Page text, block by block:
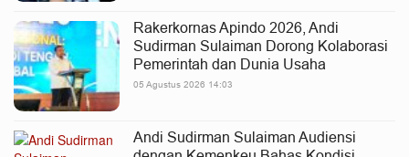
Rakerkornas Apindo 2026, Andi
Sudirman Sulaiman Dorong Kolaborasi
Pemerintah dan Dunia Usaha
05 Agustus 2026 14:03
Andi Sudirman Sulaiman Audiensi